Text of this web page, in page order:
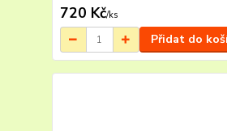
720 Kč/ks
Přidat do